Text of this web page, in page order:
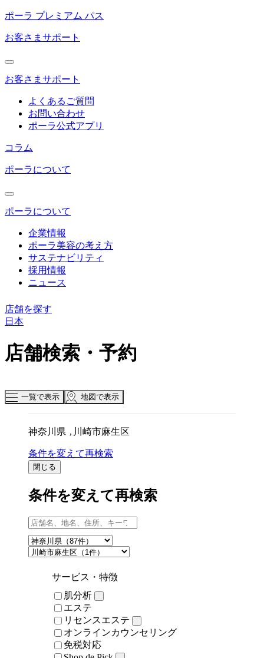
ポーラ プレミアム パス
お客さまサポート
お客さまサポート
よくあるご質問
お問い合わせ
ポーラ公式アプリ
コラム
ポーラについて
ポーラについて
企業情報
ポーラ美容の考え方
サステナビリティ
採用情報
ニュース
店舗を探す
日本
コ
ン
ツ
店舗検索・予約
一覧で表示 地図で表示
神奈川県 川崎市麻生区
条件を変えて再検索
閉じる
条件を変えて再検索
サービス・特徴
肌分析
エステ
リセンスエステ
オンラインカウンセリング
免税対応